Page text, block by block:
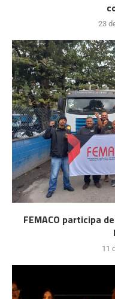
23
FEMACO participa
11